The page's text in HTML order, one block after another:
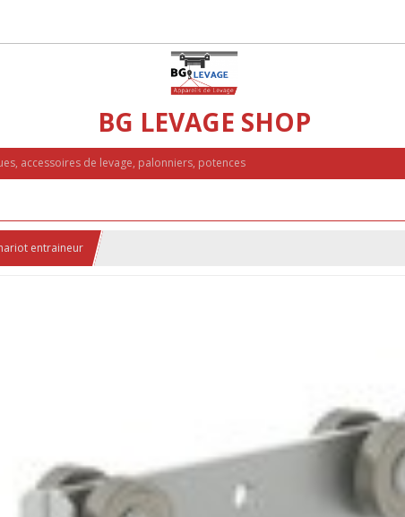
BG LEVAGE SHOP
accessoires de levage, palonniers, potences
entraineur